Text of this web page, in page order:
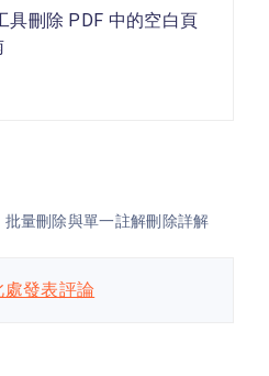
具刪除 PDF 中的空白頁
量刪除與單一註解刪除詳解
處發表評論